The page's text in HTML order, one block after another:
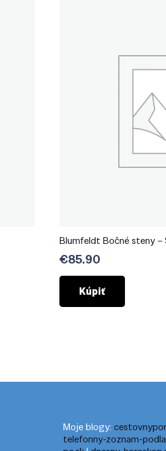
Blumfeldt Bočné steny –
€85.90
Kúpiť
Moje blogy:
telefonny-zoznam-